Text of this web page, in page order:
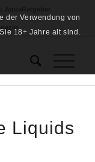
Liquids
der Verwendung von
18+ Jahre alt sind.